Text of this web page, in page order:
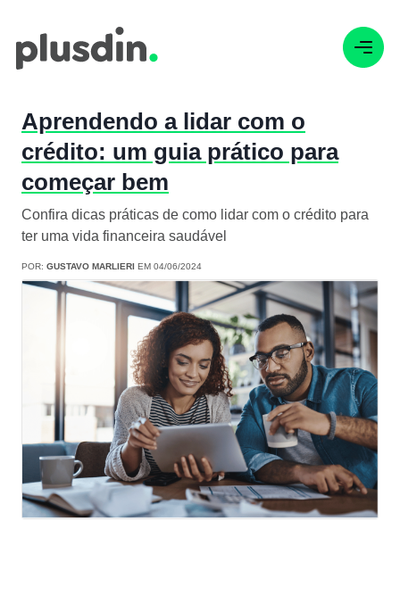
Aprendendo a lidar com o
crédito: um guia prático para
começar bem
Confira dicas práticas de como lidar com o crédito para
ter uma vida financeira saudável
POR: GUSTAVO MARLIERI EM 04/06/2024